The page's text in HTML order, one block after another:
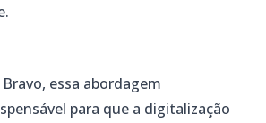
essa abordagem
para que a digitalização